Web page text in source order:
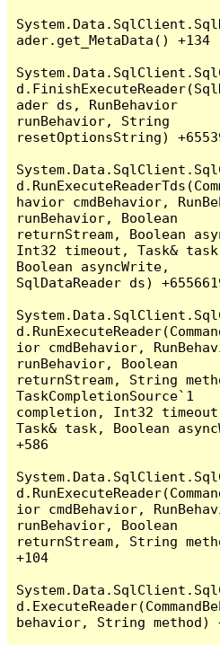
ader.get_MetaData() +134
ader ds, RunBehavior
runBehavior, String
resetOptionsString)
havior cmdBehavior,
runBehavior, Boolean
returnStream, Boolean
Int32 timeout, Task&
Boolean asyncWrite,
SqlDataReader ds)
ior cmdBehavior,
runBehavior, Boolean
returnStream, String
TaskCompletionSource`1
completion, Int32
Task& task, Boolean
+586
ior cmdBehavior,
runBehavior, Boolean
returnStream, String
+104
behavior, String method)